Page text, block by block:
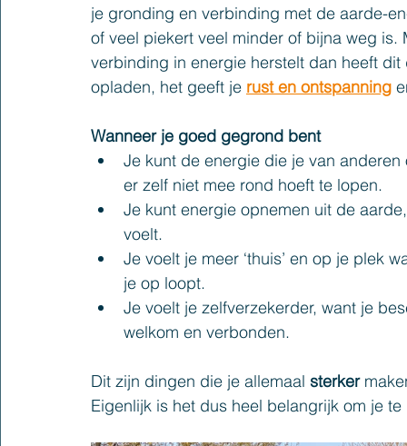
je gronding en verbinding met de aarde-
of veel piekert veel minder of bijna weg
verbinding in energie herstelt dan heeft
opladen, het geeft je rust en ontspanning
Wanneer je goed gegrond bent
Je kunt de energie die je van
er zelf niet mee rond hoeft te lopen.
Je kunt energie opnemen uit de
voelt.
Je voelt je meer ‘thuis’ en op je plek
je op loopt.
Je voelt je zelfverzekerder, want je
welkom en verbonden.
Dit zijn dingen die je allemaal sterker
Eigenlijk is het dus heel belangrijk om je